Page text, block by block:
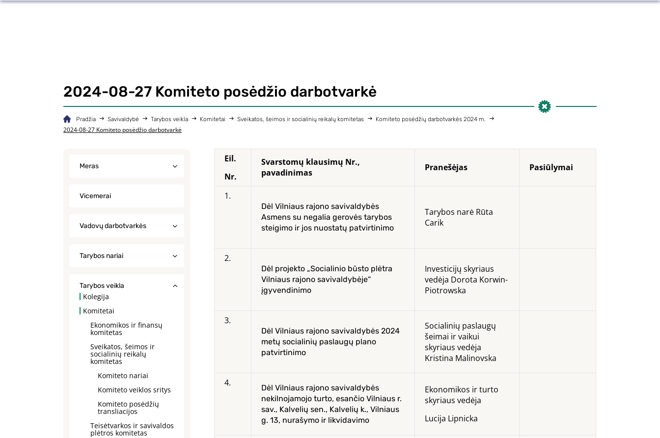
2024-08-27 Komiteto posėdžio darbotvarkė
Pradžia Savivaldybė Tarybos veikla Komitetai Sveikatos, šeimos ir socialinių reikalų komitetas Komiteto posėdžių darbotvarkės 2024 m.
2024-08-27 Komiteto posėdžio darbotvarkė
Meras
Vicemerai
Vadovų darbotvarkės
Tarybos nariai
Tarybos veikla
Kolegija
Komitetai
Ekonomikos ir finansų
komitetas
Sveikatos, šeimos ir
socialinių reikalų
komitetas
Komiteto nariai
Komiteto veiklos sritys
Komiteto posėdžių
transliacijos
Teisėtvarkos ir savivaldos
plėtros komitetas
Eil.
Nr.
Svarstomų klausimų Nr.,
pavadinimas
Pranešėjas Pasiūlymai
1.
Dėl Vilniaus rajono savivaldybės
Asmens su negalia gerovės tarybos
steigimo ir jos nuostatų patvirtinimo
Tarybos narė Rūta
Carik
2.
Dėl projekto „Socialinio būsto plėtra
Vilniaus rajono savivaldybėje“
įgyvendinimo
Investicijų skyriaus
vedėja Dorota Korwin-
Piotrowska
3.
Dėl Vilniaus rajono savivaldybės 2024
metų socialinių paslaugų plano
patvirtinimo
Socialinių paslaugų
šeimai ir vaikui
skyriaus vedėja
Kristina Malinovska
4.
Dėl Vilniaus rajono savivaldybės
nekilnojamojo turto, esančio Vilniaus r.
sav., Kalvelių sen., Kalvelių k., Vilniaus
g. 13, nurašymo ir likvidavimo
Ekonomikos ir turto
skyriaus vedėja
Lucija Lipnicka